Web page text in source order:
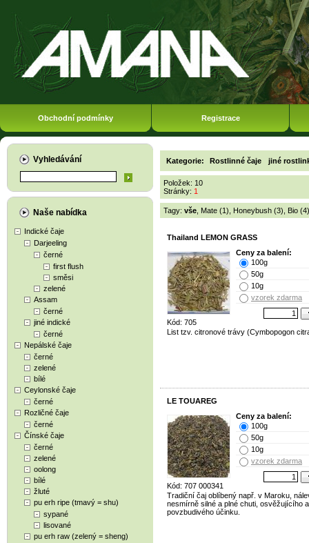
Obchodní podmínky Registrace
Vyhledávání
Naše nabídka
Indické čaje
Darjeeling
černé
first flush
směsi
zelené
Assam
černé
jiné indické
černé
Nepálské čaje
černé
zelené
bílé
Ceylonské čaje
černé
Rozličné čaje
černé
Čínské čaje
černé
zelené
oolong
bílé
žluté
pu erh ripe (tmavý = shu)
sypané
lisované
pu erh raw (zelený = sheng)
Kategorie: Rostlinné čaje jiné
Položek: 10
Stránky: 1
Tagy: vše Mate (1) Honeybush (3) Bio (4)
Thailand LEMON GRASS
Kód: 705
Ceny za balení:
100g
50g
10g
vzorek zdarma
List tzv. citronové trávy (Cymbopogon
LE TOUAREG
Kód: 707 000341
Ceny za balení:
100g
50g
10g
vzorek zdarma
Tradiční čaj oblíbený např. v Maroku,
nesmírně silné a plné chuti, osvěžujícího a
povzbudivého účinku.